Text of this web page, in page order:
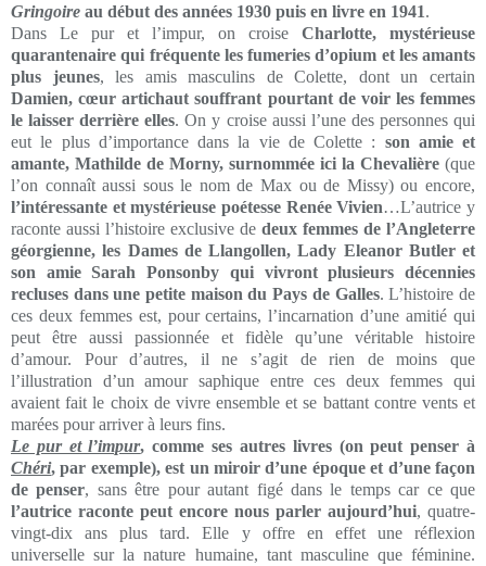
Gringoire au début des années 1930 puis en livre en 1941.
Dans Le pur et l’impur, on croise Charlotte, mystérieuse
quarantenaire qui fréquente les fumeries d’opium et les amants
plus jeunes, les amis masculins de Colette, dont un certain
Damien, cœur artichaut souffrant pourtant de voir les femmes
le laisser derrière elles. On y croise aussi l’une des personnes qui
eut le plus d’importance dans la vie de Colette : son amie et
amante, Mathilde de Morny, surnommée ici la Chevalière (que
l’on connaît aussi sous le nom de Max ou de Missy) ou encore,
l’intéressante et mystérieuse poétesse Renée Vivien…L’autrice y
raconte aussi l’histoire exclusive de deux femmes de l’Angleterre
géorgienne, les Dames de Llangollen, Lady Eleanor Butler et
son amie Sarah Ponsonby qui vivront plusieurs décennies
recluses dans une petite maison du Pays de Galles. L’histoire de
ces deux femmes est, pour certains, l’incarnation d’une amitié qui
peut être aussi passionnée et fidèle qu’une véritable histoire
d’amour. Pour d’autres, il ne s’agit de rien de moins que
l’illustration d’un amour saphique entre ces deux femmes qui
avaient fait le choix de vivre ensemble et se battant contre vents et
marées pour arriver à leurs fins.
Le pur et l’impur, comme ses autres livres (on peut penser à
Chéri, par exemple), est un miroir d’une époque et d’une façon
de penser, sans être pour autant figé dans le temps car ce que
l’autrice raconte peut encore nous parler aujourd’hui, quatre-
vingt-dix ans plus tard. Elle y offre en effet une réflexion
universelle sur la nature humaine, tant masculine que féminine.